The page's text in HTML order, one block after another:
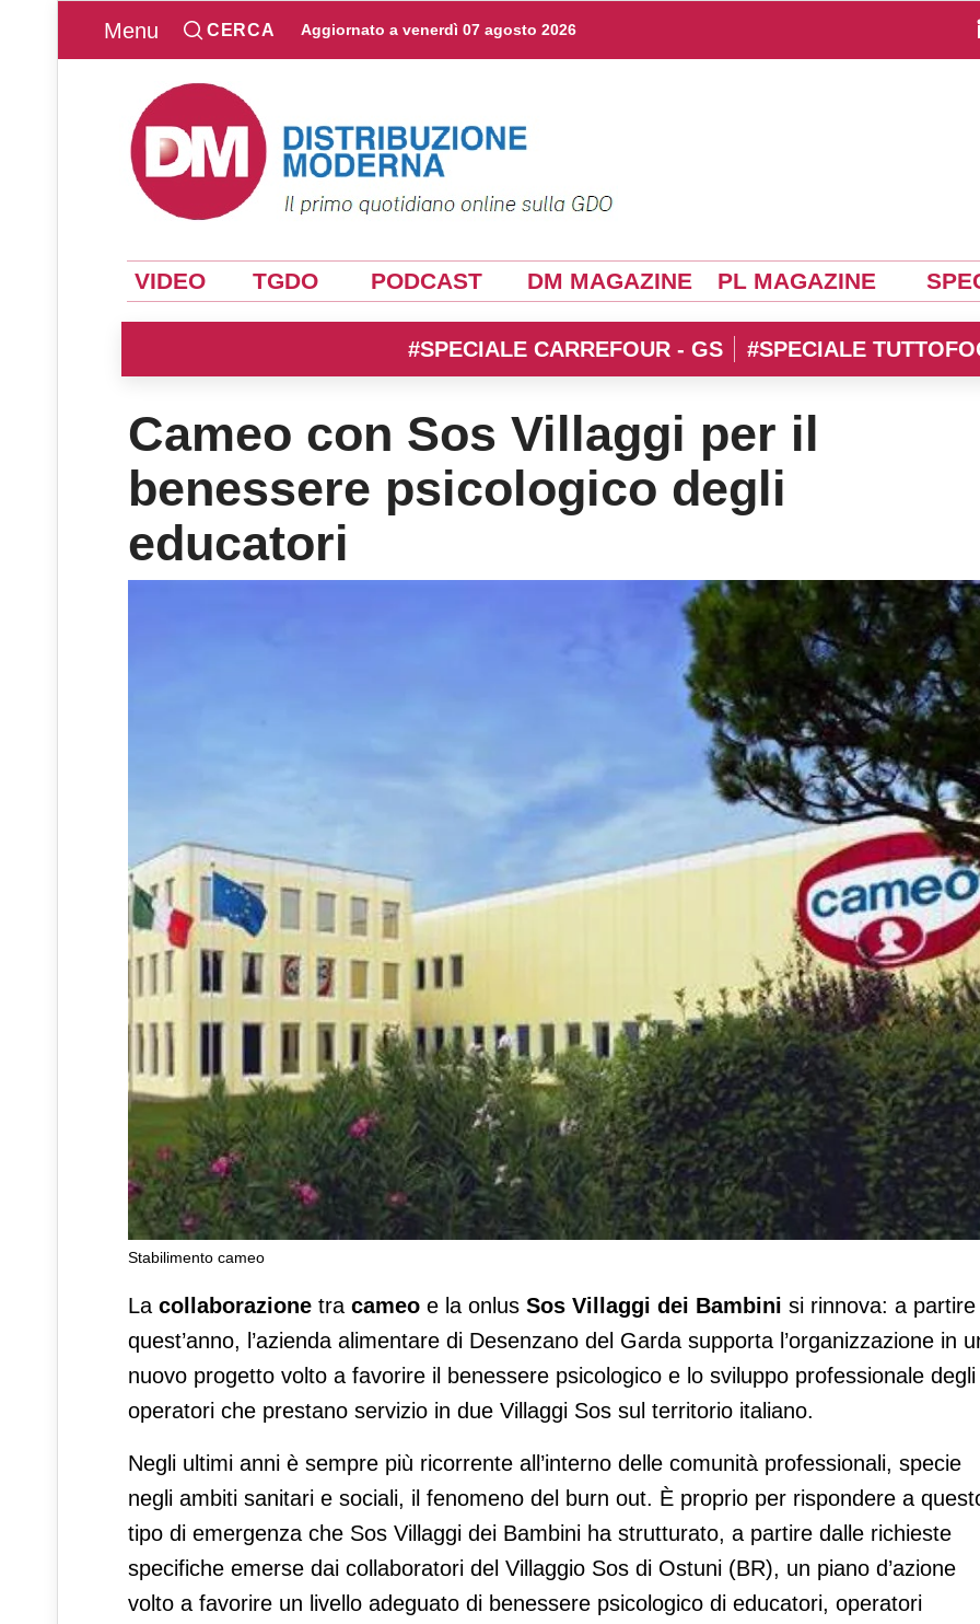
Menu CERCA Aggiornato a venerdì 07 agosto 2026
VIDEO TGDO PODCAST DM MAGAZINE PL MAGAZINE
#SPECIALE CARREFOUR - GS #SPECIALE
Cameo con Sos Villaggi per il
benessere psicologico degli
educatori
Stabilimento cameo
Cameo con Sos Villaggi per il benessere psicologico degli
La collaborazione tra cameo e la onlus Sos Villaggi dei Bambini si rinnova: a
quest’anno, l’azienda alimentare di Desenzano del Garda supporta l’organizzazione in
nuovo progetto volto a favorire il benessere psicologico e lo sviluppo professionale degli
operatori che prestano servizio in due Villaggi Sos sul territorio italiano.
Negli ultimi anni è sempre più ricorrente all’interno delle comunità professionali, specie
negli ambiti sanitari e sociali, il fenomeno del burn out. È proprio per rispondere a
tipo di emergenza che Sos Villaggi dei Bambini ha strutturato, a partire dalle richieste
specifiche emerse dai collaboratori del Villaggio Sos di Ostuni (BR), un piano d’azione
volto a favorire un livello adeguato di benessere psicologico di educatori, operatori